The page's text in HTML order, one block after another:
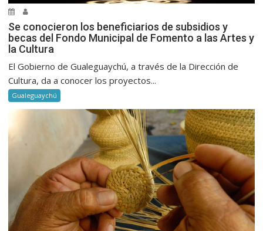
Se conocieron los beneficiarios de subsidios y
becas del Fondo Municipal de Fomento a las Artes y
la Cultura
El Gobierno de Gualeguaychú, a través de la Dirección de
Cultura, da a conocer los proyectos...
Gualeguaychú